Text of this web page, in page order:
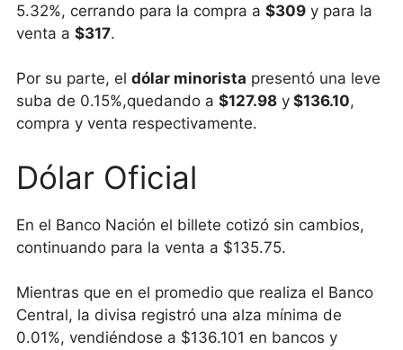
5.32%, cerrando para la compra a $309 y para la
venta a $317.
Por su parte, el dólar minorista presentó una leve
suba de 0.15%,quedando a $127.98 y $136.10,
compra y venta respectivamente.
Dólar Oficial
En el Banco Nación el billete cotizó sin cambios,
continuando para la venta a $135.75.
Mientras que en el promedio que realiza el Banco
Central, la divisa registró una alza mínima de
0.01%, vendiéndose a $136.101 en bancos y